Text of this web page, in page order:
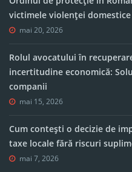
victimele violenței domestice
mai 20, 2026
Rolul avocatului în
incertitudine economică:
companii
mai 15, 2026
Cum contești o decizie de
taxe locale fără riscuri
mai 7, 2026